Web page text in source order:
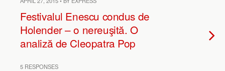
Festivalul Enescu condus de
Holender – o nereuşită. O
analiză de Cleopatra Pop
5 RESPONSES